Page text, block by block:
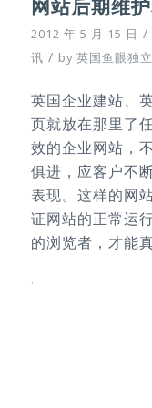
网站后期维
2012 年 5 月 15 日 /
讯 / by 英国鱼眼独
英国企业建站、
页就放在那里了
效的企业网站，
俱进，应客户不
表现。这样的网
证网站的正常运
的浏览者，才能
.